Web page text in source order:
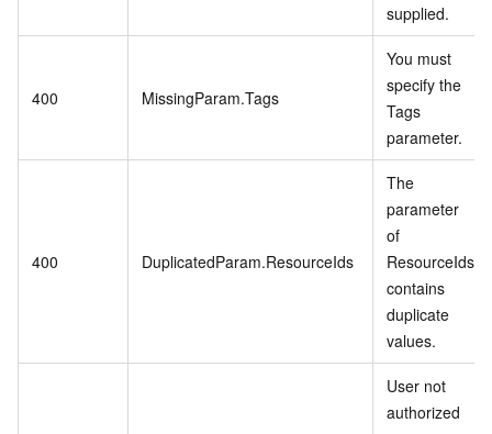
supplied.
400 MissingParam.Tags
You must
specify the
Tags
parameter.
400 DuplicatedParam.ResourceIds
The
parameter
of
ResourceIds
contains
duplicate
values.
User not
authorized